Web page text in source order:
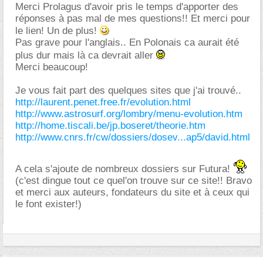
Merci Prolagus d'avoir pris le temps d'apporter des
réponses à pas mal de mes questions!! Et merci pour
le lien! Un de plus!
Pas grave pour l'anglais.. En Polonais ca aurait été
plus dur mais là ca devrait aller
Merci beaucoup!
Je vous fait part des quelques sites que j'ai trouvé..
http://laurent.penet.free.fr/evolution.html
http://www.astrosurf.org/lombry/menu-evolution.htm
http://home.tiscali.be/jp.boseret/theorie.htm
http://www.cnrs.fr/cw/dossiers/dosev...ap5/david.html
A cela s'ajoute de nombreux dossiers sur Futura!
(c'est dingue tout ce quel'on trouve sur ce site!! Bravo
et merci aux auteurs, fondateurs du site et à ceux qui
le font exister!)